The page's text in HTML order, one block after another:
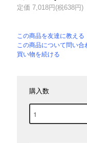
定価 7,018円(税638円)
この商品を友達に教える
この商品について問い合
買い物を続ける
購入数